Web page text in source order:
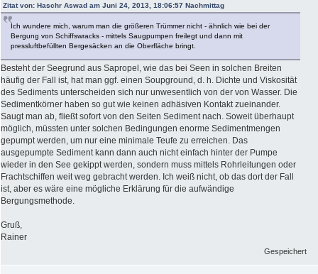
Zitat von: Haschr Aswad am Juni 24, 2013, 18:06:57 Nachmittag
Ich wundere mich, warum man die größeren Trümmer nicht - ähnlich wie bei der
Bergung von Schiffswracks - mittels Saugpumpen freilegt und dann mit
pressluftbefüllten Bergesäcken an die Oberfläche bringt.
Besteht der Seegrund aus Sapropel, wie das bei Seen in solchen Breiten
häufig der Fall ist, hat man ggf. einen Soupground, d. h. Dichte und Viskosität
des Sediments unterscheiden sich nur unwesentlich von der von Wasser. Die
Sedimentkörner haben so gut wie keinen adhäsiven Kontakt zueinander.
Saugt man ab, fließt sofort von den Seiten Sediment nach. Soweit überhaupt
möglich, müssten unter solchen Bedingungen enorme Sedimentmengen
gepumpt werden, um nur eine minimale Teufe zu erreichen. Das
ausgepumpte Sediment kann dann auch nicht einfach hinter der Pumpe
wieder in den See gekippt werden, sondern muss mittels Rohrleitungen oder
Frachtschiffen weit weg gebracht werden. Ich weiß nicht, ob das dort der Fall
ist, aber es wäre eine mögliche Erklärung für die aufwändige
Bergungsmethode.
Gruß,
Rainer
Gespeichert